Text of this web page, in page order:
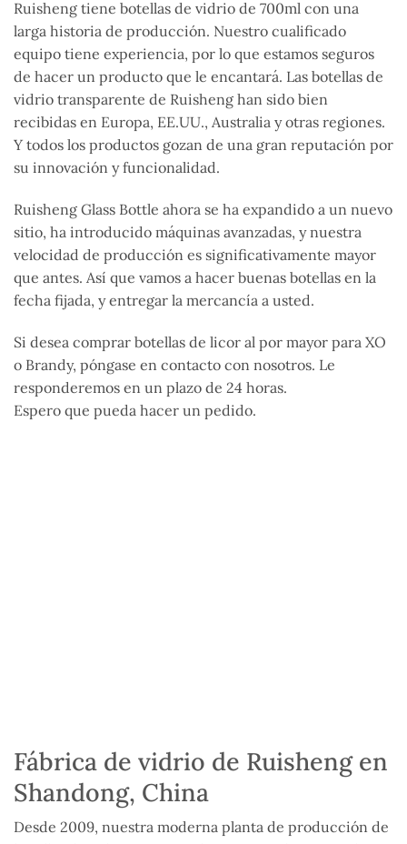
Ruisheng tiene botellas de vidrio de 700ml con una
larga historia de producción. Nuestro cualificado
equipo tiene experiencia, por lo que estamos seguros
de hacer un producto que le encantará. Las botellas de
vidrio transparente de Ruisheng han sido bien
recibidas en Europa, EE.UU., Australia y otras regiones.
Y todos los productos gozan de una gran reputación por
su innovación y funcionalidad.
Ruisheng Glass Bottle ahora se ha expandido a un nuevo
sitio, ha introducido máquinas avanzadas, y nuestra
velocidad de producción es significativamente mayor
que antes. Así que vamos a hacer buenas botellas en la
fecha fijada, y entregar la mercancía a usted.
Si desea comprar botellas de licor al por mayor para XO
o Brandy, póngase en contacto con nosotros. Le
responderemos en un plazo de 24 horas.
Espero que pueda hacer un pedido.
Fábrica de vidrio de Ruisheng en
Shandong, China
Desde 2009, nuestra moderna planta de producción de